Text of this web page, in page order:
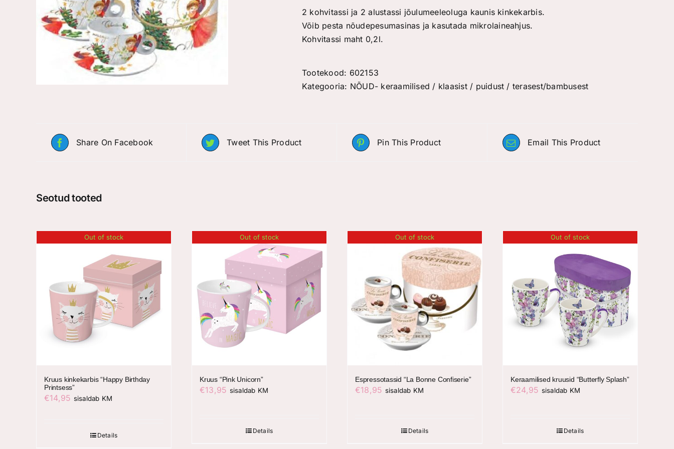
2 kohvitassi ja 2 alustassi jõulumeeleoluga kaunis kinkekarbis.
Võib pesta nõudepesumasinas ja kasutada mikrolaineahjus.
Kohvitassi maht 0,2l.
Tootekood: 602153
Kategooria: NÕUD- keraamilised / klaasist / puidust / terasest/bambusest
Share On Facebook Tweet This Product Pin This Product Email This Product
Seotud tooted
Out of stock
Kruus kinkekarbis “Happy Birthday
Printsess”
€14,95 sisaldab KM
Details
Out of stock
Kruus “Pink Unicorn”
€13,95 sisaldab KM
Details
Out of stock
Espressotassid “La Bonne Confiserie”
€18,95 sisaldab KM
Details
Out of stock
Keraamilised kruusid “Butterfly Splash”
€24,95 sisaldab KM
Details